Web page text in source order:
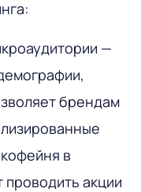
—
брендам
в
акции